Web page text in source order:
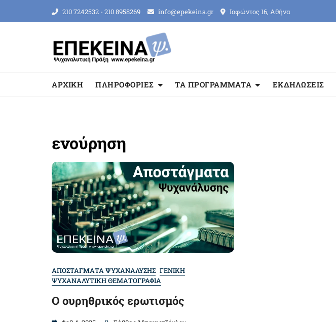
210 7242532 - 210 8958269 info@epekeina.gr Ιοφώντος 16, Αθήνα
ΑΡΧΙΚΗ ΠΛΗΡΟΦΟΡΙΕΣ ΤΑ ΠΡΟΓΡΑΜΜΑΤΑ ΕΚΔΗΛΩΣΕΙΣ
ενούρηση
ΑΠΟΣΤΑΓΜΑΤΑ ΨΥΧΑΝΑΛΥΣΗΣ ΓΕΝΙΚΗ
ΨΥΧΑΝΑΛΥΤΙΚΗ ΘΕΜΑΤΟΓΡΑΦΙΑ
O ουρηθρικός ερωτισμός